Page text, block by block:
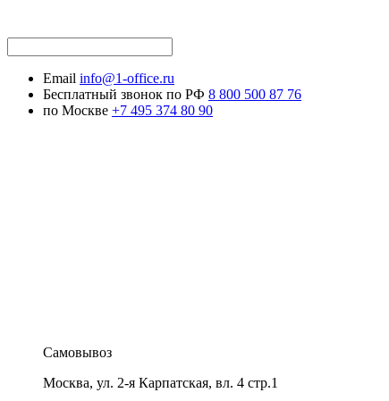
Email info@1-office.ru
Бесплатный звонок по РФ 8 800 500 87 76
по Москве +7 495 374 80 90
Самовывоз
Москва, ул. 2-я Карпатская, вл. 4 стр.1